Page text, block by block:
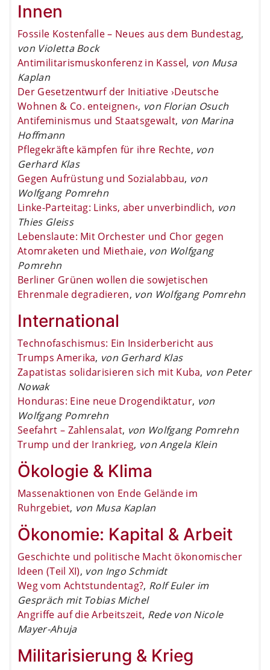
Innen
Fossile Kostenfalle – Neues aus dem Bundestag,
von Violetta Bock
Antimilitarismuskonferenz in Kassel, von Musa
Kaplan
Der Gesetzentwurf der Initiative ›Deutsche
Wohnen & Co. enteignen‹, von Florian Osuch
Antifeminismus und Staatsgewalt, von Marina
Hoffmann
Pflegekräfte kämpfen für ihre Rechte, von
Gerhard Klas
Gegen Aufrüstung und Sozialabbau, von
Wolfgang Pomrehn
Linke-Parteitag: Links, aber unverbindlich, von
Thies Gleiss
Lebenslaute: Mit Orchester und Chor gegen
Atomraketen und Miethaie, von Wolfgang
Pomrehn
Berliner Grünen wollen die sowjetischen
Ehrenmale degradieren, von Wolfgang Pomrehn
International
Technofaschismus: Ein Insiderbericht aus
Trumps Amerika, von Gerhard Klas
Zapatistas solidarisieren sich mit Kuba, von Peter
Nowak
Honduras: Eine neue Drogendiktatur, von
Wolfgang Pomrehn
Seefahrt – Zahlensalat, von Wolfgang Pomrehn
Trump und der Irankrieg, von Angela Klein
Ökologie & Klima
Massenaktionen von Ende Gelände im
Ruhrgebiet, von Musa Kaplan
Ökonomie: Kapital & Arbeit
Geschichte und politische Macht ökonomischer
Ideen (Teil XI), von Ingo Schmidt
Weg vom Achtstundentag?, Rolf Euler im
Gespräch mit Tobias Michel
Angriffe auf die Arbeitszeit, Rede von Nicole
Mayer-Ahuja
Militarisierung & Krieg